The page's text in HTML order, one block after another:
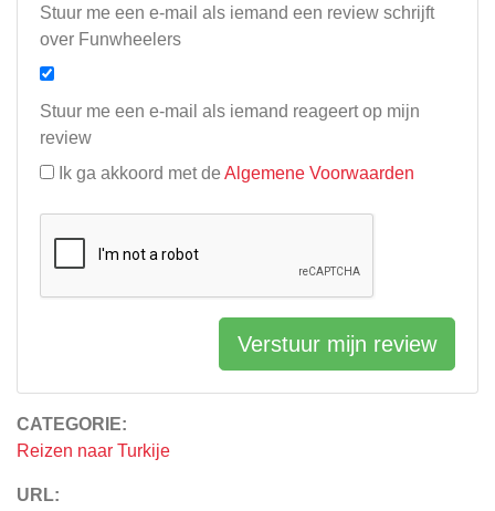
CATEGORIE:
Reizen naar Turkije
URL:
Stuur me een e-mail als iemand een review schrijft
over Funwheelers
Stuur me een e-mail als iemand reageert op mijn
review
Ik ga akkoord met de Algemene Voorwaarden
Verstuur mijn review